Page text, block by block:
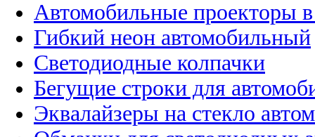
Автомобильные проекторы
Гибкий неон автомобильный
Светодиодные колпачки
Бегущие строки для
Эквалайзеры на стекло